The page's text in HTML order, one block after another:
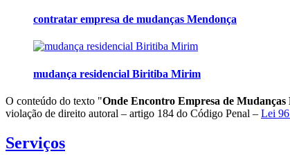
contratar empresa de mudanças Mendonça
mudança residencial Biritiba Mirim
O conteúdo do texto "Onde Encontro Empresa de
violação de direito autoral – artigo 184 do Código Penal – Lei
Serviços